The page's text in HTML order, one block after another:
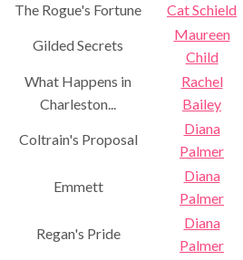
The Rogue's Fortune Cat Schield
Gilded Secrets
Maureen
Child
What Happens in
Charleston...
Rachel
Bailey
Coltrain's Proposal
Diana
Palmer
Emmett
Diana
Palmer
Regan's Pride
Diana
Palmer